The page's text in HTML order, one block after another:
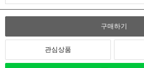
구매하기
관심상품